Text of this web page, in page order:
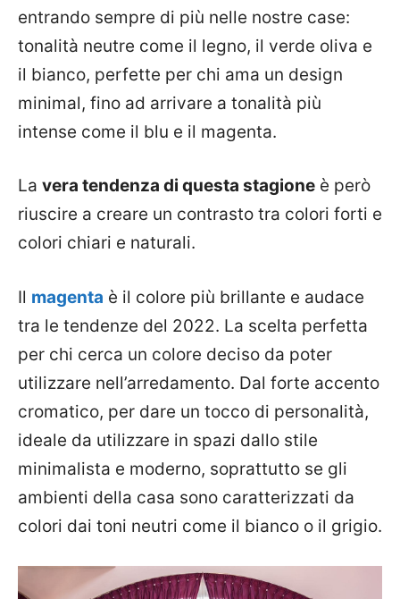
entrando sempre di più nelle nostre case:
tonalità neutre come il legno, il verde oliva e
il bianco, perfette per chi ama un design
minimal, fino ad arrivare a tonalità più
intense come il blu e il magenta.
La vera tendenza di questa stagione è però
riuscire a creare un contrasto tra colori forti e
colori chiari e naturali.
Il magenta è il colore più brillante e audace
tra le tendenze del 2022. La scelta perfetta
per chi cerca un colore deciso da poter
utilizzare nell’arredamento. Dal forte accento
cromatico, per dare un tocco di personalità,
ideale da utilizzare in spazi dallo stile
minimalista e moderno, soprattutto se gli
ambienti della casa sono caratterizzati da
colori dai toni neutri come il bianco o il grigio.